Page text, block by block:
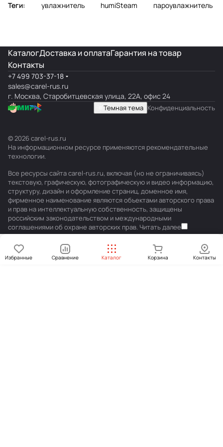
Избранные Сравнение Каталог Корзина Контакты
Теги:
увлажнитель humiSteam пароувлажнитель
КаталогДоставка и оплатаГарантия на товар
Контакты
+7 499 703-37-18
sales@carel-rus.ru
г. Москва, Старобитцевская улица, 22А, офис 24
Темная тема Конфиденциальность
© 2026 carel-rus.ru
На информационном ресурсе применяются рекомендательные
технологии.
Все ресурсы сайта carel-rus.ru, включая (но не ограничиваясь)
текстовую, графическую, фотографическую и видео информацию,
структуру, дизайн и оформление страниц, доменное имя,
фирменное наименование являются объектами авторского права
и прав на интеллектуальную собственность, защищены
российским законодательством и международными
соглашениями об охране авторских прав. Читать далее